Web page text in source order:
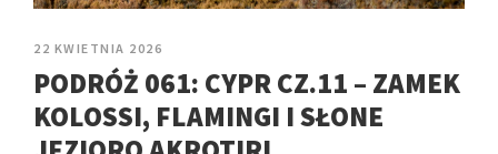
22 KWIETNIA 2026
PODRÓŻ 061: CYPR CZ.11 – ZAMEK
KOLOSSI, FLAMINGI I SŁONE